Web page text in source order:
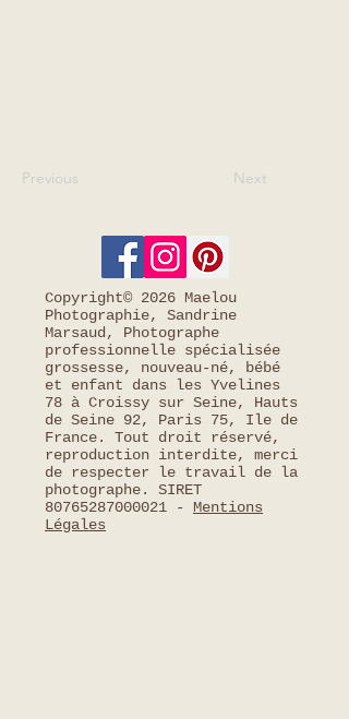
Previous Next
Copyright© 2026 Maelou
Photographie, Sandrine
Marsaud, Photographe
professionnelle spécialisée
grossesse, nouveau-né, bébé
et enfant dans les Yvelines
78 à Croissy sur Seine, Hauts
de Seine 92, Paris 75, Ile de
France. Tout droit réservé,
reproduction interdite, merci
de respecter le travail de la
photographe. SIRET
80765287000021 - Mentions
Légales